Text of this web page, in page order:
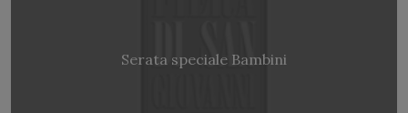
Serata speciale Bambini